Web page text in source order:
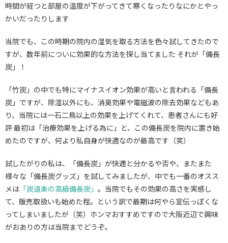
時間が経つと部屋の温度が下がってきて寒くなったりなにかとやっ
かいだったりします
当院でも、この時期の院内の湿気を取る方法を色々試してきたので
すが、数年前についに効果的な方法を探し当てました それが「備長
炭」！
「竹炭」の中でも特にマイナスイオン効果が高いと言われる「備長
炭」ですが、除湿以外にも、消臭効果や電磁波の除去効果などもあ
り、当院には一石二鳥以上の効果を上げてくれて、患者さんにも好
評 最初は「治療効果を上げる為に」と、この備長炭を院内に置き始
めたのですが、何より私自身が快適なのが最高です（笑）
試したがりの私は、「備長炭」が快適と分かるや否や、またまた
様々な「備長炭グッズ」を試してみましたが、中でも一番のオスス
メは 「炭道楽の高級備長炭」 。当院でもその効果の高さを実感し
て、販売取扱いも始めた程。という訳で最期は何やら宣伝っぽくな
ってしまいましたが（笑）ホンマおすすめですので大阪近辺で興味
がおありの方は当院までどうぞ。